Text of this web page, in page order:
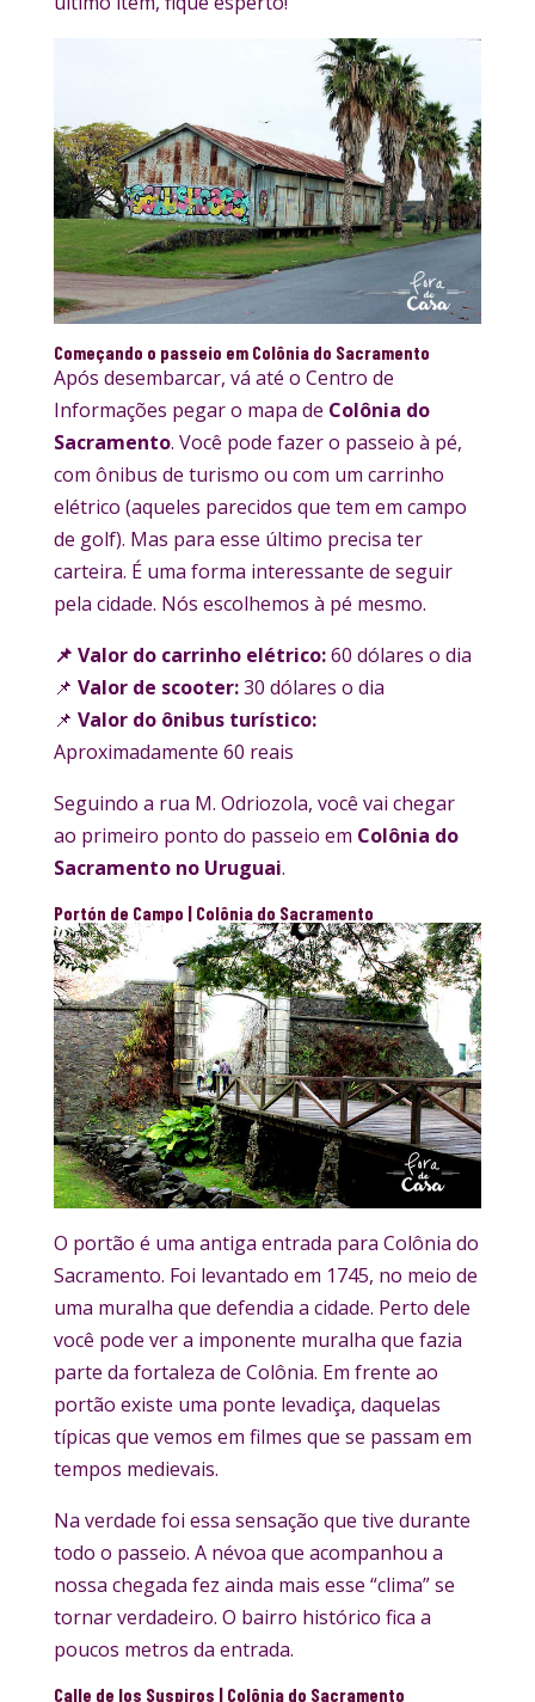
Começando o passeio em Colônia do Sacramento
Após desembarcar, vá até o Centro de
Informações pegar o mapa de Colônia do
Sacramento. Você pode fazer o passeio à pé,
com ônibus de turismo ou com um carrinho
elétrico (aqueles parecidos que tem em campo
de golf). Mas para esse último precisa ter
carteira. É uma forma interessante de seguir
pela cidade. Nós escolhemos à pé mesmo.
📌 Valor do carrinho elétrico:60 dólares o dia
📌 Valor de scooter:30 dólares o dia
📌 Valor do ônibus turístico:
Aproximadamente 60 reais
Seguindo a rua M. Odriozola, você vai chegar
ao primeiro ponto do passeio em Colônia do
Sacramento no Uruguai.
Portón de Campo | Colônia do Sacramento
O portão é uma antiga entrada para Colônia do
Sacramento. Foi levantado em 1745, no meio de
uma muralha que defendia a cidade. Perto dele
você pode ver a imponente muralha que fazia
parte da fortaleza de Colônia. Em frente ao
portão existe uma ponte levadiça, daquelas
típicas que vemos em filmes que se passam em
tempos medievais.
Na verdade foi essa sensação que tive durante
todo o passeio. A névoa que acompanhou a
nossa chegada fez ainda mais esse “clima” se
tornar verdadeiro. O bairro histórico fica a
poucos metros da entrada.
Calle de los Suspiros | Colônia do Sacramento